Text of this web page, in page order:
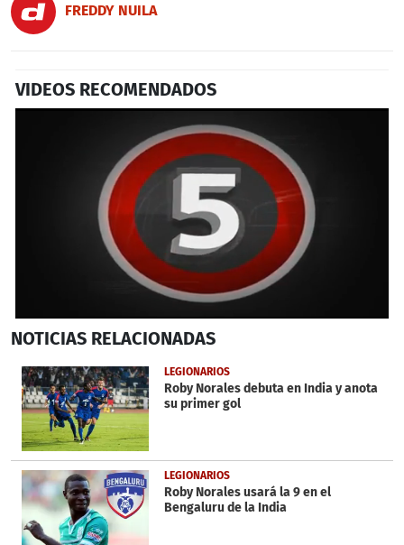
FREDDY NUILA
VIDEOS RECOMENDADOS
seconds
1
minute,
27
seconds
NOTICIAS RELACIONADAS
LEGIONARIOS
Roby Norales debuta en India y anota
su primer gol
LEGIONARIOS
Roby Norales usará la 9 en el
Bengaluru de la India